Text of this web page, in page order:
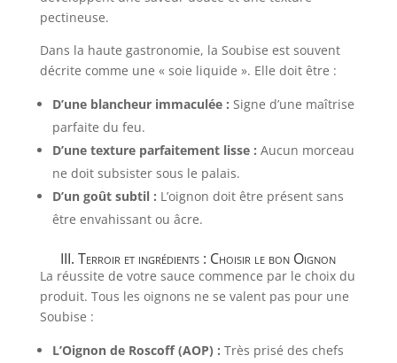
pectineuse.
Dans la haute gastronomie, la Soubise est souvent
décrite comme une « soie liquide ». Elle doit être :
D’une blancheur immaculée : Signe d’une maîtrise
parfaite du feu.
D’une texture parfaitement lisse : Aucun morceau
ne doit subsister sous le palais.
D’un goût subtil : L’oignon doit être présent sans
être envahissant ou âcre.
III. Terroir et ingrédients : Choisir le bon Oignon
La réussite de votre sauce commence par le choix du
produit. Tous les oignons ne se valent pas pour une
Soubise :
L’Oignon de Roscoff (AOP) : Très prisé des chefs